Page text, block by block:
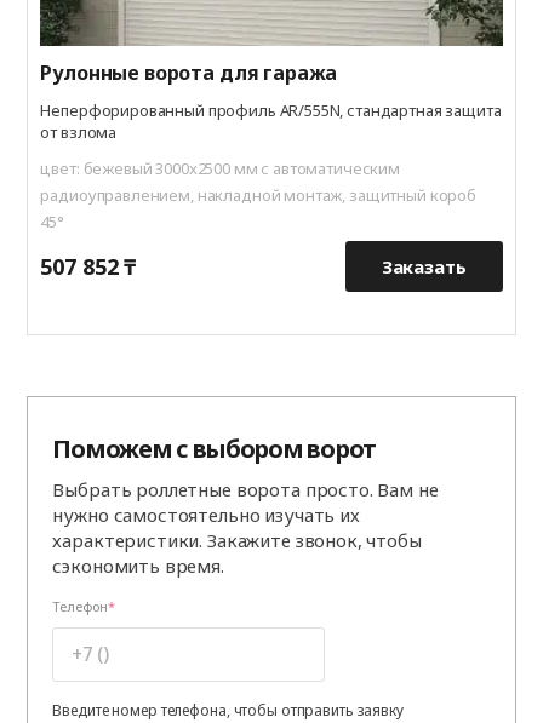
Рулонные ворота для гаража
Неперфорированный профиль AR/555N, стандартная защита
от взлома
цвет: бежевый 3000x2500 мм с автоматическим
радиоуправлением, накладной монтаж, защитный короб
45°
507 852 ₸ Заказать
Поможем с выбором ворот
Выбрать роллетные ворота просто. Вам не
нужно самостоятельно изучать их
характеристики. Закажите звонок, чтобы
сэкономить время.
Телефон
Введите номер телефона, чтобы отправить заявку